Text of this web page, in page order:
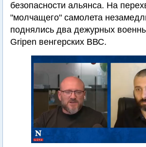
безопасности альянса. На
"молчащего" самолета
поднялись два дежурных
Gripen венгерских ВВС.